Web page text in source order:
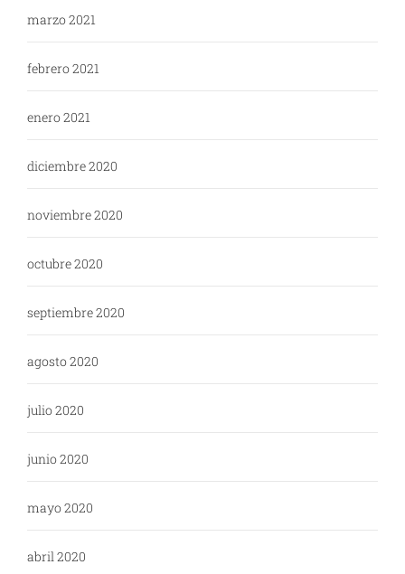
marzo 2021
febrero 2021
enero 2021
diciembre 2020
noviembre 2020
octubre 2020
septiembre 2020
agosto 2020
julio 2020
junio 2020
mayo 2020
abril 2020